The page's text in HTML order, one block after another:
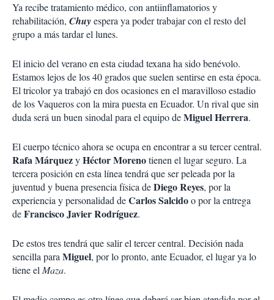
Ya recibe tratamiento médico, con antiinflamatorios y
rehabilitación, Chuyespera ya poder trabajar con el resto del
grupo a más tardar el lunes.
El inicio del verano en esta ciudad texana ha sido benévolo.
Estamos lejos de los 40 grados que suelen sentirse en esta época.
El tricolor ya trabajó en dos ocasiones en el maravilloso estadio
de los Vaqueros con la mira puesta en Ecuador. Un rival que sin
duda será un buen sinodal para el equipo deMiguel Herrera.
El cuerpo técnico ahora se ocupa en encontrar a su tercer central.
Rafa MárquezyHéctor Morenotienen el lugar seguro. La
tercera posición en esta línea tendrá que ser peleada por la
juventud y buena presencia física deDiego Reyes, por la
experiencia y personalidad deCarlos Salcidoo por la entrega
deFrancisco Javier Rodríguez.
De estos tres tendrá que salir el tercer central. Decisión nada
sencilla para Miguel, por lo pronto, ante Ecuador, el lugar ya lo
tiene el Maza.